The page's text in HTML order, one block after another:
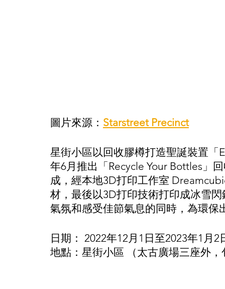
圖片來源： Starstreet Precinct
星街小區以回收膠樽打造聖誕裝置「
年6月推出「Recycle Your Bottles」
成，經本地3D打印工作室
材，最後以3D打印技術打印成冰雪
氣氛和感受佳節氣息的同時，為環保
日期： 2022年12月1日至2023年1月2
地點：星街小區 （太古廣場三座外